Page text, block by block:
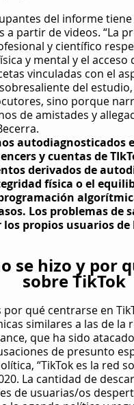
del informe
a partir de videos. “La
y científico
y mental y el
vinculadas con el
del
sino porque
de amistades y
autodiagnosticados
y cuentas de
derivados de
física o el
Los problemas
propios usuarios
se hizo y por
sobre TikTok
qué centrarse en
similares a las de
que ha sido
de presunto
“TikTok es la red
La cantidad de
de usuarias/os